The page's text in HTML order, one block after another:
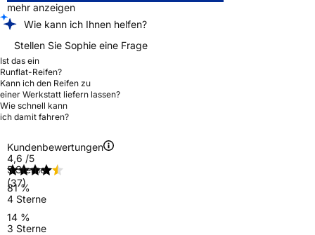
mehr anzeigen
Wie kann ich Ihnen helfen?
Stellen Sie Sophie eine Frage
Ist das ein
Runflat-Reifen?
Kann ich den Reifen zu
einer Werkstatt liefern lassen?
Wie schnell kann
ich damit fahren?
Kundenbewertungen
4,6 /5
(37)
5 Sterne
81 %
4 Sterne
14 %
3 Sterne